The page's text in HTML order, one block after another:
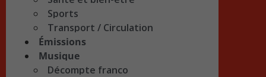
Sports
Transport / Circulation
Émissions
Musique
Décompte franco